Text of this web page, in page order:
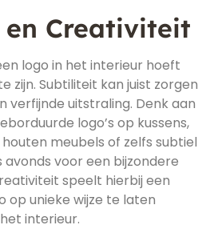
Creativiteit
logo in het interieur hoeft
zijn. Subtiliteit kan juist zorgen
verfijnde uitstraling. Denk aan
logo’s op kussens,
houten meubels of zelfs subtiel
avonds voor een bijzondere
speelt hierbij een
op unieke wijze te laten
interieur.